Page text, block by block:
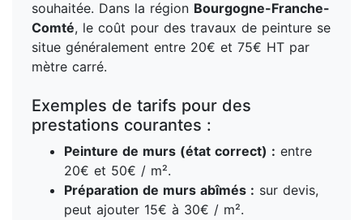
souhaitée. Dans la région Bourgogne-Franche-
Comté, le coût pour des travaux de peinture se
situe généralement entre 20€ et 75€ HT par
mètre carré.
Exemples de tarifs pour des
prestations courantes :
Peinture de murs (état correct) : entre
20€ et 50€ / m².
Préparation de murs abîmés : sur devis,
peut ajouter 15€ à 30€ / m².